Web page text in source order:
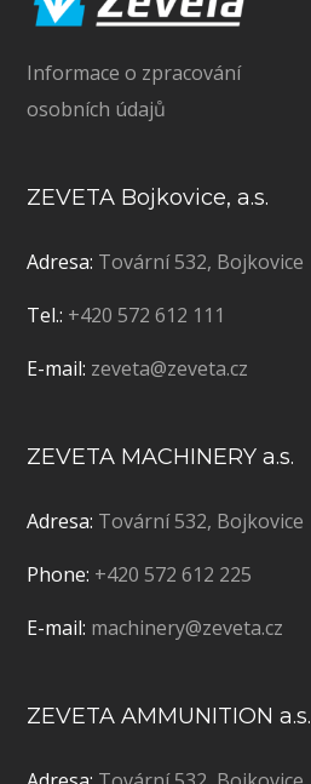
Informace o zpracování
osobních údajů
ZEVETA Bojkovice, a.s.
Adresa: Tovární 532, Bojkovice
Tel.: +420 572 612 111
E-mail: zeveta@zeveta.cz
ZEVETA MACHINERY a.s.
Adresa: Tovární 532, Bojkovice
Phone: +420 572 612 225
E-mail: machinery@zeveta.cz
ZEVETA AMMUNITION a.s.